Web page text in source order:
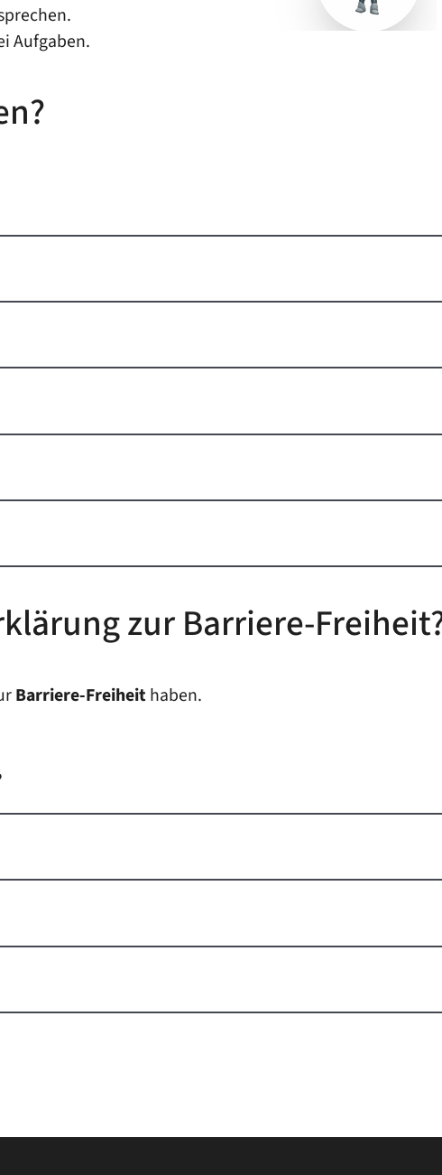
Aufgaben.
zur Barriere-
Barriere-Freiheithaben.